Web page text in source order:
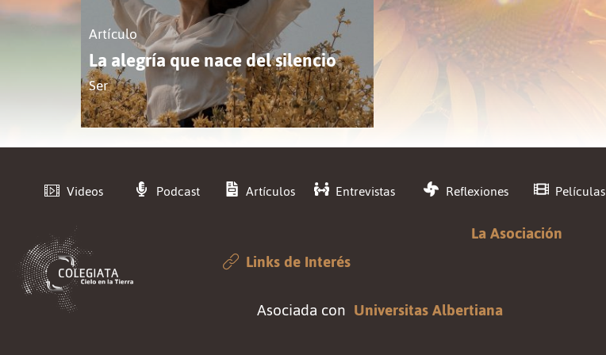
Artículo
La alegría que nace del silencio
Ser
Videos Podcast Artículos Entrevistas Reflexiones Películas
La Asociación
Links de Interés
Asociada con Universitas Albertiana